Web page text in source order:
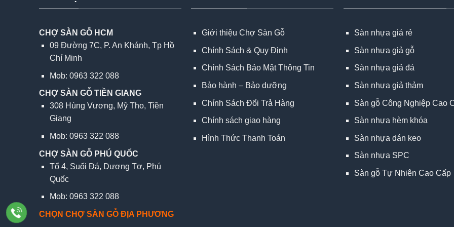
CHỢ SÀN GỖ HCM
09 Đường 7C, P. An Khánh, Tp Hồ
Chí Minh
Mob: 0963 322 088
CHỢ SÀN GỖ TIỀN GIANG
308 Hùng Vương, Mỹ Tho, Tiền
Giang
Mob: 0963 322 088
CHỢ SÀN GỖ PHÚ QUỐC
Tổ 4, Suối Đá, Dương Tơ, Phú
Quốc
Mob: 0963 322 088
CHỌN CHỢ SÀN GỖ ĐỊA PHƯƠNG
Giới thiệu Chợ Sàn Gỗ
Chính Sách & Quy Định
Chính Sách Bảo Mật Thông Tin
Bảo hành – Bảo dưỡng
Chính Sách Đổi Trả Hàng
Chính sách giao hàng
Hình Thức Thanh Toán
Sàn nhựa giá rẻ
Sàn nhựa giả gỗ
Sàn nhựa giả đá
Sàn nhựa giả thảm
Sàn gỗ Công Nghiệp Cao
Sàn nhựa hèm khóa
Sàn nhựa dán keo
Sàn nhựa SPC
Sàn gỗ Tự Nhiên Cao Cấp